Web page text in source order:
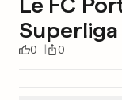
Superliga
0 0